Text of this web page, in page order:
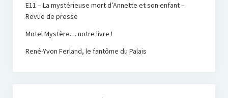
E11 – La mystérieuse mort d’Annette et son enfant –
Revue de presse
Motel Mystère… notre livre !
René-Yvon Ferland, le fantôme du Palais